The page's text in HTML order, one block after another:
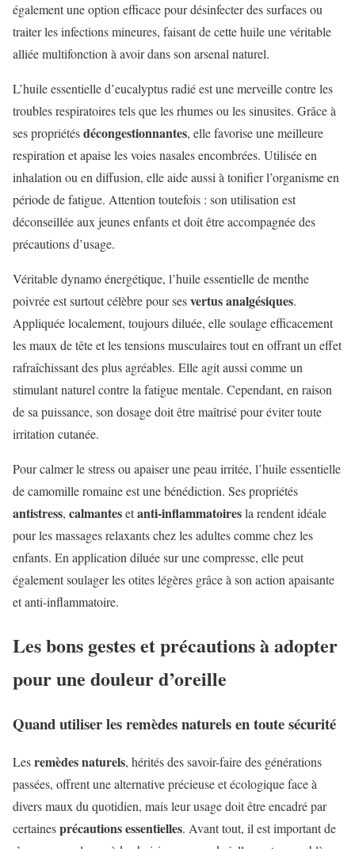
également une option efficace pour désinfecter des surfaces ou
traiter les infections mineures, faisant de cette huile une véritable
alliée multifonction à avoir dans son arsenal naturel.
L’huile essentielle d’eucalyptus radié est une merveille contre les
troubles respiratoires tels que les rhumes ou les sinusites. Grâce à
ses propriétésdécongestionnantes, elle favorise une meilleure
respiration et apaise les voies nasales encombrées. Utilisée en
inhalation ou en diffusion, elle aide aussi à tonifier l’organisme en
période de fatigue. Attention toutefois : son utilisation est
déconseillée aux jeunes enfants et doit être accompagnée des
précautions d’usage.
Véritable dynamo énergétique, l’huile essentielle de menthe
poivrée est surtout célèbre pour sesvertus analgésiques.
Appliquée localement, toujours diluée, elle soulage efficacement
les maux de tête et les tensions musculaires tout en offrant un effet
rafraîchissant des plus agréables. Elle agit aussi comme un
stimulant naturel contre la fatigue mentale. Cependant, en raison
de sa puissance, son dosage doit être maîtrisé pour éviter toute
irritation cutanée.
Pour calmer le stress ou apaiser une peau irritée, l’huile essentielle
de camomille romaine est une bénédiction. Ses propriétés
antistress, calmantesetanti-inflammatoiresla rendent idéale
pour les massages relaxants chez les adultes comme chez les
enfants. En application diluée sur une compresse, elle peut
également soulager les otites légères grâce à son action apaisante
et anti-inflammatoire.
Les bons gestes et précautions à adopter
pour une douleur d’oreille
Quand utiliser les remèdes naturels en toute sécurité
Lesremèdes naturels, hérités des savoir-faire des générations
passées, offrent une alternative précieuse et écologique face à
divers maux du quotidien, mais leur usage doit être encadré par
certainesprécautions essentielles. Avant tout, il est important de